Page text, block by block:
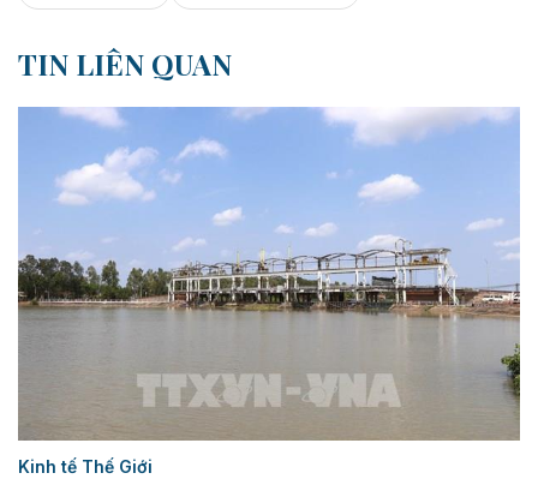
TIN LIÊN QUAN
Kinh tế Thế Giới